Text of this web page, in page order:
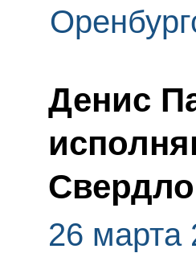
Денис
26 марта